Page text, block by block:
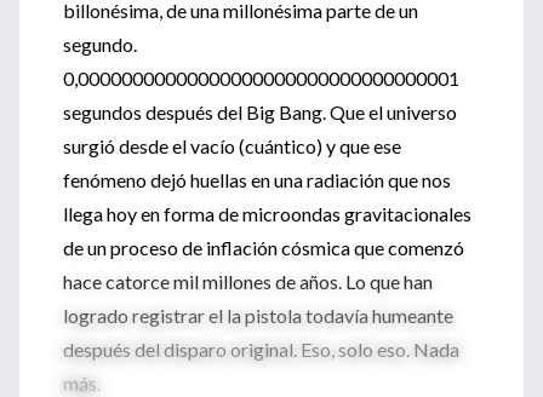
billonésima, de una millonésima parte de un
segundo.
0,00000000000000000000000000000000001
segundos después del Big Bang. Que el universo
surgió desde el vacío (cuántico) y que ese
fenómeno dejó huellas en una radiación que nos
llega hoy en forma de microondas gravitacionales
de un proceso de inflación cósmica que comenzó
hace catorce mil millones de años. Lo que han
logrado registrar el la pistola todavía humeante
después del disparo original. Eso, solo eso. Nada
más.